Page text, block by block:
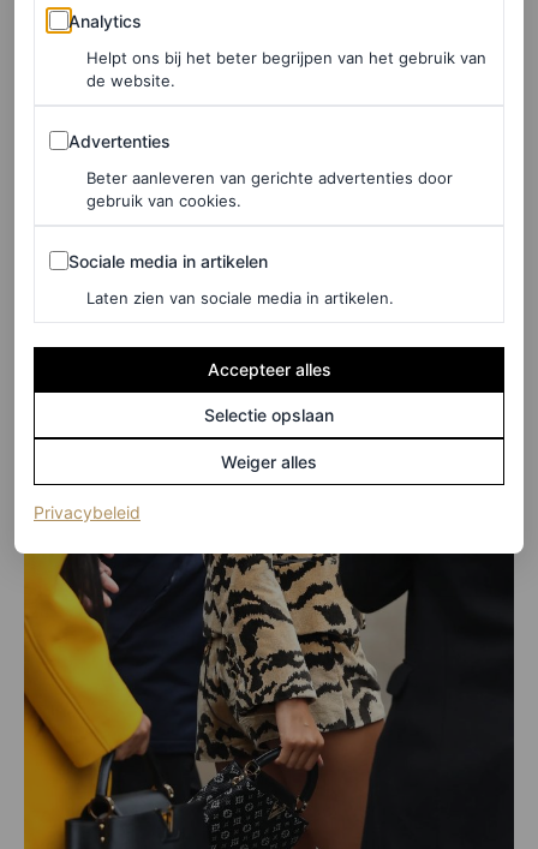
de modemaand dit seizoen – ze is niet meer op de front
row gezien sinds Valentino’s lente/zomer 2023-show in
oktober.
Analytics
Analytics
Helpt ons bij het beter begrijpen van het gebruik van
de website.
Advertenties
Advertenties
Beter aanleveren van gerichte advertenties door
gebruik van cookies.
Sociale media in artikelen
Sociale media in artikelen
Laten zien van sociale media in artikelen.
Accepteer alles
Selectie opslaan
Weiger alles
Privacybeleid